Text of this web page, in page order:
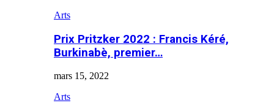
Arts
Prix Pritzker 2022 : Francis Kéré,
Burkinabè, premier…
mars 15, 2022
Arts